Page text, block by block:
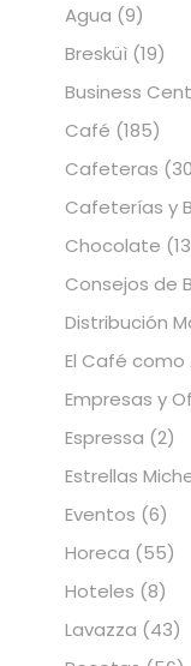
Agua (9)
Bresküì (19)
Business
Café (185)
Cafeteras
Cafeterías y
Chocolate
Consejos de
Distribución
El Café
Empresas y
Espressa (2)
Estrellas
Eventos (6)
Horeca (55)
Hoteles (8)
Lavazza (43)